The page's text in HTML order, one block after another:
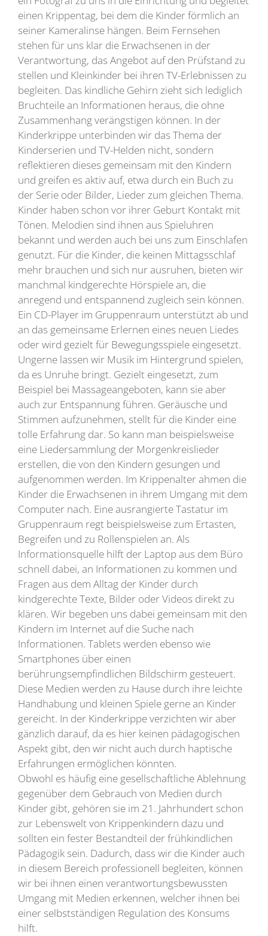
einen Krippentag, bei dem die Kinder förmlich an
seiner Kameralinse hängen. Beim Fernsehen
stehen für uns klar die Erwachsenen in der
Verantwortung, das Angebot auf den Prüfstand zu
stellen und Kleinkinder bei ihren TV-Erlebnissen zu
begleiten. Das kindliche Gehirn zieht sich lediglich
Bruchteile an Informationen heraus, die ohne
Zusammenhang verängstigen können. In der
Kinderkrippe unterbinden wir das Thema der
Kinderserien und TV-Helden nicht, sondern
reflektieren dieses gemeinsam mit den Kindern
und greifen es aktiv auf, etwa durch ein Buch zu
der Serie oder Bilder, Lieder zum gleichen Thema.
Kinder haben schon vor ihrer Geburt Kontakt mit
Tönen. Melodien sind ihnen aus Spieluhren
bekannt und werden auch bei uns zum Einschlafen
genutzt. Für die Kinder, die keinen Mittagsschlaf
mehr brauchen und sich nur ausruhen, bieten wir
manchmal kindgerechte Hörspiele an, die
anregend und entspannend zugleich sein können.
Ein CD-Player im Gruppenraum unterstützt ab und
an das gemeinsame Erlernen eines neuen Liedes
oder wird gezielt für Bewegungsspiele eingesetzt.
Ungerne lassen wir Musik im Hintergrund spielen,
da es Unruhe bringt. Gezielt eingesetzt, zum
Beispiel bei Massageangeboten, kann sie aber
auch zur Entspannung führen. Geräusche und
Stimmen aufzunehmen, stellt für die Kinder eine
tolle Erfahrung dar. So kann man beispielsweise
eine Liedersammlung der Morgenkreislieder
erstellen, die von den Kindern gesungen und
aufgenommen werden. Im Krippenalter ahmen die
Kinder die Erwachsenen in ihrem Umgang mit dem
Computer nach. Eine ausrangierte Tastatur im
Gruppenraum regt beispielsweise zum Ertasten,
Begreifen und zu Rollenspielen an. Als
Informationsquelle hilft der Laptop aus dem Büro
schnell dabei, an Informationen zu kommen und
Fragen aus dem Alltag der Kinder durch
kindgerechte Texte, Bilder oder Videos direkt zu
klären. Wir begeben uns dabei gemeinsam mit den
Kindern im Internet auf die Suche nach
Informationen. Tablets werden ebenso wie
Smartphones über einen
berührungsempfindlichen Bildschirm gesteuert.
Diese Medien werden zu Hause durch ihre leichte
Handhabung und kleinen Spiele gerne an Kinder
gereicht. In der Kinderkrippe verzichten wir aber
gänzlich darauf, da es hier keinen pädagogischen
Aspekt gibt, den wir nicht auch durch haptische
Erfahrungen ermöglichen könnten.
Obwohl es häufig eine gesellschaftliche Ablehnung
gegenüber dem Gebrauch von Medien durch
Kinder gibt, gehören sie im 21. Jahrhundert schon
zur Lebenswelt von Krippenkindern dazu und
sollten ein fester Bestandteil der frühkindlichen
Pädagogik sein. Dadurch, dass wir die Kinder auch
in diesem Bereich professionell begleiten, können
wir bei ihnen einen verantwortungsbewussten
Umgang mit Medien erkennen, welcher ihnen bei
einer selbstständigen Regulation des Konsums
hilft.